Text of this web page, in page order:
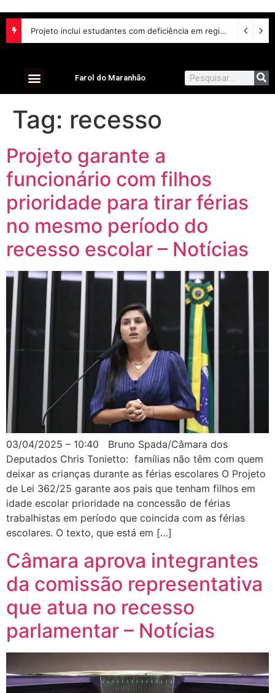
Lei aumenta penas para violência sexual digital contra crianças e adolescentes e endurece punições
Farol do Maranhão
Tag: recesso
Projeto garante a
funcionário com filhos
prioridade para tirar férias
no mesmo período do
recesso escolar – Notícias
03/04/2025 – 10:40 Bruno Spada/Câmara dos
Deputados Chris Tonietto: famílias não têm com quem
deixar as crianças durante as férias escolares O Projeto
de Lei 362/25 garante aos pais que tenham filhos em
idade escolar prioridade na concessão de férias
trabalhistas em período que coincida com as férias
escolares. O texto, que está em […]
Câmara aprova integrantes
da comissão representativa
que atua no recesso
parlamentar – Notícias